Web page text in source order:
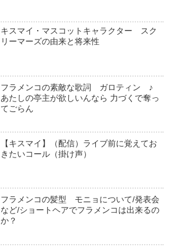
キスマイ・マスコットキャラクター スク
リーマーズの由来と将来性
フラメンコの素敵な歌詞 ガロティン ♪
あたしの亭主が欲しいんなら 力づくで奪っ
てごらん
【キスマイ】（配信）ライブ前に覚えてお
きたいコール（掛け声）
フラメンコの髪型 モニョについて/発表会
など/ショートヘアでフラメンコは出来るの
か？